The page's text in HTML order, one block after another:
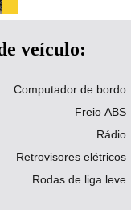
veículo:
Computador de bordo
Freio ABS
Rádio
Retrovisores elétricos
Rodas de liga leve